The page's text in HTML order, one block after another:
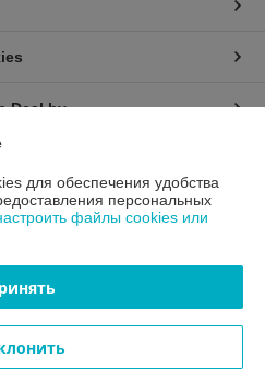
Deal.by
р-н, Папернянский с/с, 84А-3
для обеспечения удобства
персональных
файлы cookies или